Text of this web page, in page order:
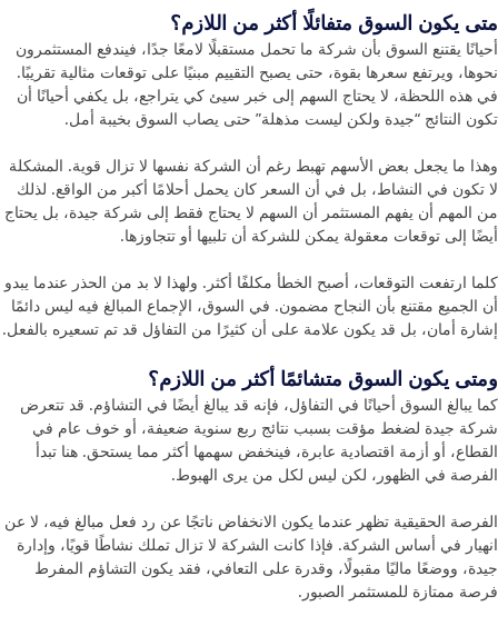
متى يكون السوق متفائلًا أكثر من اللازم؟
أحيانًا يقتنع السوق بأن شركة ما تحمل مستقبلًا لامعًا جدًا، فيندفع المستثمرون
نحوها، ويرتفع سعرها بقوة، حتى يصبح التقييم مبنيًا على توقعات مثالية تقريبًا.
في هذه اللحظة، لا يحتاج السهم إلى خبر سيئ كي يتراجع، بل يكفي أحيانًا أن
تكون النتائج “جيدة ولكن ليست مذهلة” حتى يصاب السوق بخيبة أمل.
وهذا ما يجعل بعض الأسهم تهبط رغم أن الشركة نفسها لا تزال قوية. المشكلة
لا تكون في النشاط، بل في أن السعر كان يحمل أحلامًا أكبر من الواقع. لذلك
من المهم أن يفهم المستثمر أن السهم لا يحتاج فقط إلى شركة جيدة، بل يحتاج
أيضًا إلى توقعات معقولة يمكن للشركة أن تلبيها أو تتجاوزها.
كلما ارتفعت التوقعات، أصبح الخطأ مكلفًا أكثر. ولهذا لا بد من الحذر عندما يبدو
أن الجميع مقتنع بأن النجاح مضمون. في السوق، الإجماع المبالغ فيه ليس دائمًا
إشارة أمان، بل قد يكون علامة على أن كثيرًا من التفاؤل قد تم تسعيره بالفعل.
ومتى يكون السوق متشائمًا أكثر من اللازم؟
كما يبالغ السوق أحيانًا في التفاؤل، فإنه قد يبالغ أيضًا في التشاؤم. قد تتعرض
شركة جيدة لضغط مؤقت بسبب نتائج ربع سنوية ضعيفة، أو خوف عام في
القطاع، أو أزمة اقتصادية عابرة، فينخفض سهمها أكثر مما يستحق. هنا تبدأ
الفرصة في الظهور، لكن ليس لكل من يرى الهبوط.
الفرصة الحقيقية تظهر عندما يكون الانخفاض ناتجًا عن رد فعل مبالغ فيه، لا عن
انهيار في أساس الشركة. فإذا كانت الشركة لا تزال تملك نشاطًا قويًا، وإدارة
جيدة، ووضعًا ماليًا مقبولًا، وقدرة على التعافي، فقد يكون التشاؤم المفرط
فرصة ممتازة للمستثمر الصبور.